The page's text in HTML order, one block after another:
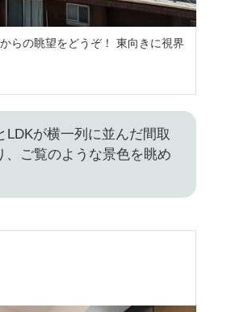
らの眺望をどうぞ！ 東向きに視界
LDKが横一列に並んだ間取
、ご覧のような景色を眺め